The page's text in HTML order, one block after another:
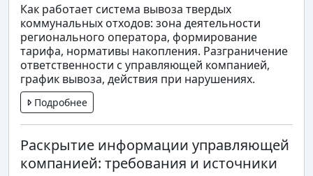
Как работает система вывоза твердых
коммунальных отходов: зона деятельности
регионального оператора, формирование
тарифа, нормативы накопления. Разграничение
ответственности с управляющей компанией,
график вывоза, действия при нарушениях.
Подробнее
Раскрытие информации управляющей
компанией: требования и источники